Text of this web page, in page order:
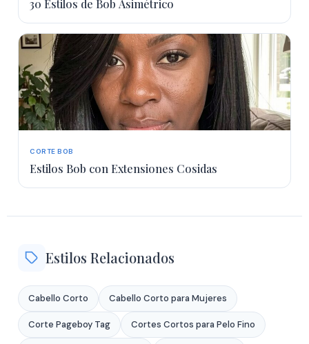
30 Estilos de Bob Asimétrico
CORTE BOB
Estilos Bob con Extensiones Cosidas
Estilos Relacionados
Cabello Corto Cabello Corto para Mujeres
Corte Pageboy Tag Cortes Cortos para Pelo Fino